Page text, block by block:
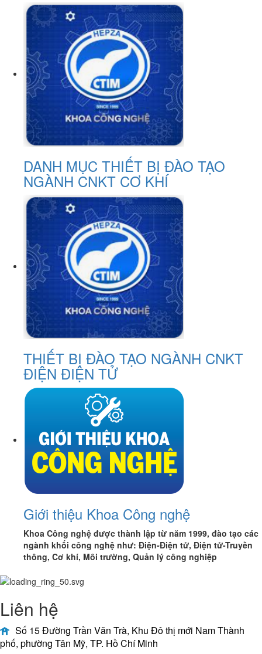
DANH MỤC THIẾT BỊ ĐÀO TẠO
NGÀNH CNKT CƠ KHÍ
THIẾT BỊ ĐÀO TẠO NGÀNH CNKT
ĐIỆN ĐIỆN TỬ
Giới thiệu Khoa Công nghệ
Khoa Công nghệ được thành lập từ năm 1999, đào tạo các
ngành khối công nghệ như: Điện-Điện tử, Điện tử-Truyền
thông, Cơ khí, Môi trường, Quản lý công nghiệp
Liên hệ
Số 15 Đường Trần Văn Trà, Khu Đô thị mới Nam Thành
phố, phường Tân Mỹ, TP. Hồ Chí Minh